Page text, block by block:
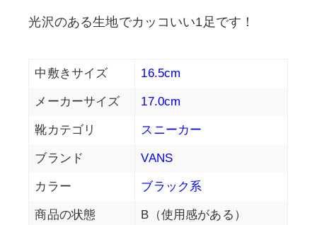
光沢のある生地でカッコいい1足です！
中敷きサイズ 16.5cm
メーカーサイズ 17.0cm
靴カテゴリ スニーカー
ブランド VANS
カラー ブラック系
商品の状態 B（使用感がある）